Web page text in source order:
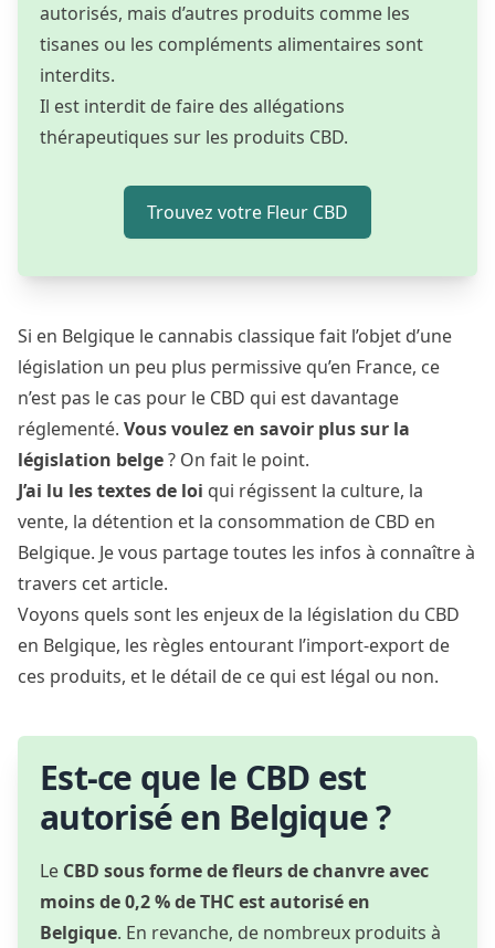
autorisés, mais d’autres produits comme les
tisanes ou les compléments alimentaires sont
interdits.
Il est interdit de faire des allégations
thérapeutiques sur les produits CBD.
Trouvez votre Fleur CBD
Si en Belgique le cannabis classique fait l’objet d’une
législation un peu plus permissive qu’en France, ce
n’est pas le cas pour le CBD qui est davantage
réglementé. Vous voulez en savoir plus sur la
législation belge? On fait le point.
J’ai lu les textes de loi qui régissent la culture, la
vente, la détention et la consommation de CBD en
Belgique. Je vous partage toutes les infos à connaître à
travers cet article.
Voyons quels sont les enjeux de la législation du CBD
en Belgique, les règles entourant l’import-export de
ces produits, et le détail de ce qui est légal ou non.
Est-ce que le CBD est
autorisé en Belgique ?
Le CBD sous forme de fleurs de chanvre avec
moins de 0,2 % de THC est autorisé en
Belgique. En revanche, de nombreux produits à